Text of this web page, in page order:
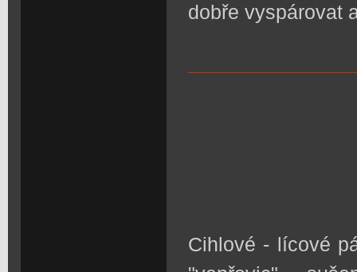
dobře vyspárovat
Cihlové - lícové